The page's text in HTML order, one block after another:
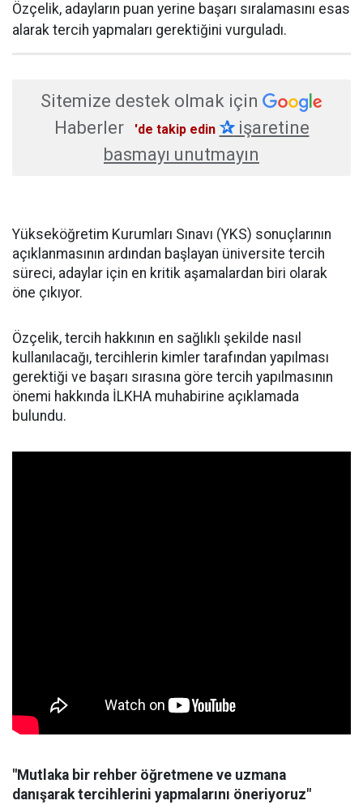
Özçelik, adayların puan yerine başarı sıralamasını esas
alarak tercih yapmaları gerektiğini vurguladı.
Sitemize destek olmak için
Haberler
'de takip edin ✰işaretine
basmayı unutmayın
Yükseköğretim Kurumları Sınavı (YKS) sonuçlarının
açıklanmasının ardından başlayan üniversite tercih
süreci, adaylar için en kritik aşamalardan biri olarak
öne çıkıyor.
Özçelik, tercih hakkının en sağlıklı şekilde nasıl
kullanılacağı, tercihlerin kimler tarafından yapılması
gerektiği ve başarı sırasına göre tercih yapılmasının
önemi hakkında İLKHA muhabirine açıklamada
bulundu.
"Mutlaka bir rehber öğretmene ve uzmana
danışarak tercihlerini yapmalarını öneriyoruz"